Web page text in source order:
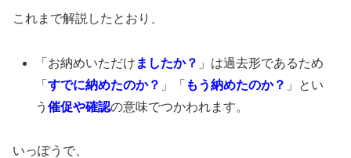
これまで解説したとおり、
「お納めいただけ ましたか？ 」は過去形であるため
「すでに納めたのか？ 」「 もう納めたのか？ 」とい
う催促や確認の意味でつかわれます。
いっぽうで、